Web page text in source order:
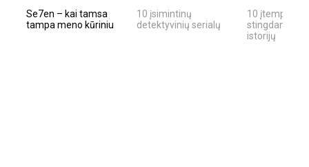
Se7en – kai tamsa
tampa meno kūriniu
10 įsimintinų
detektyvinių serialų
10 įtemptų,
stingdančių
istorijų